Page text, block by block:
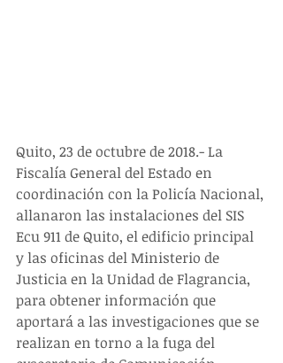
Quito, 23 de octubre de 2018.- La
Fiscalía General del Estado en
coordinación con la Policía Nacional,
allanaron las instalaciones del SIS
Ecu 911 de Quito, el edificio principal
y las oficinas del Ministerio de
Justicia en la Unidad de Flagrancia,
para obtener información que
aportará a las investigaciones que se
realizan en torno a la fuga del